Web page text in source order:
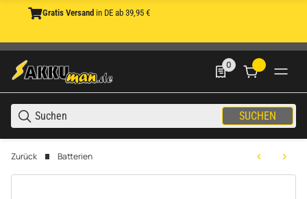
Gratis Versand in DE ab 39,95 €
SUCHEN
0
0 Produkte in der
Zurück Batterien